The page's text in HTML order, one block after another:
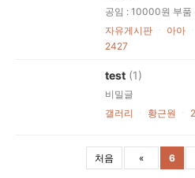
자유게시판
아아
2427
test (1)
비밀글
갤러리
황근원
처음 « 6